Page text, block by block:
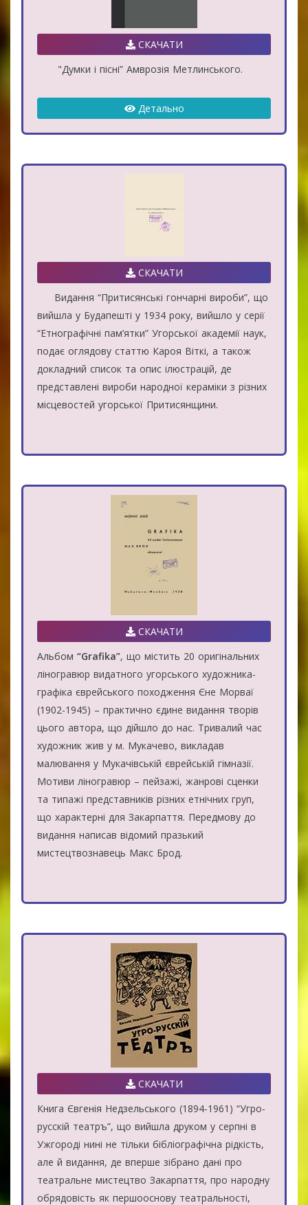
СКАЧАТИ
"Думки і пісні” Амврозія Метлинського.
Детально
СКАЧАТИ
Видання “Притисянські гончарні вироби”, що
вийшла у Будапешті у 1934 року, вийшло у серії
“Етнографічні пам’ятки” Угорської академії наук,
подає оглядову статтю Кароя Віткі, а також
докладний список та опис ілюстрацій, де
представлені вироби народної кераміки з різних
місцевостей угорської Притисянщини.
СКАЧАТИ
Альбом “Grafika”, що містить 20 оригінальних
ліногравюр видатного угорського художника-
графіка єврейського походження Єне Морваї
(1902-1945) – практично єдине видання творів
цього автора, що дійшло до нас. Тривалий час
художник жив у м. Мукачево, викладав
малювання у Мукачівській єврейській гімназії.
Мотиви ліногравюр – пейзажі, жанрові сценки
та типажі представників різних етнічних груп,
що характерні для Закарпаття. Передмову до
видання написав відомий празький
мистецтвознавець Макс Брод.
СКАЧАТИ
Книга Євгенія Недзельського (1894-1961) “Угро-
русскій театръ”, що вийшла друком у серпні в
Ужгороді нині не тільки бібліографічна рідкість,
але й видання, де вперше зібрано дані про
театральне мистецтво Закарпаття, про народну
обрядовість як першооснову театральності,